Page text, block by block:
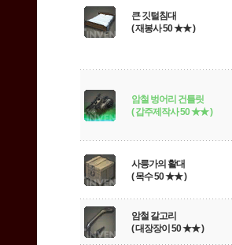
큰 깃털침대
( 재봉사 50 ★★ )
암철 벙어리 건틀릿
( 갑주제작사 50 ★★ )
사릉가의 활대
( 목수 50 ★★ )
암철 갈고리
( 대장장이 50 ★★ )